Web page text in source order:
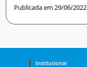
Publicada em 29/06/2022
Institucional